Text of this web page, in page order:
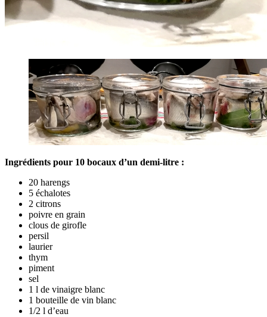
Ingrédients pour 10 bocaux d’un demi-litre :
20 harengs
5 échalotes
2 citrons
poivre en grain
clous de girofle
persil
laurier
thym
piment
sel
1 l de vinaigre blanc
1 bouteille de vin blanc
1/2 l d’eau